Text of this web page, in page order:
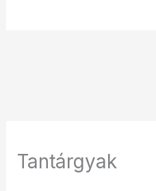
Tantárgyak